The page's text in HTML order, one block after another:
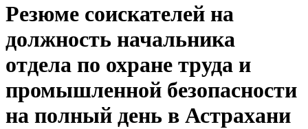
Резюме соискателей на
должность начальника
отдела по охране труда и
промышленной безопасности
на полный день в Астрахани